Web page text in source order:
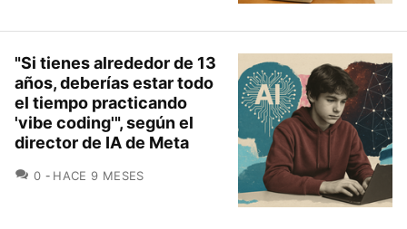
"Si tienes alrededor de 13
años, deberías estar todo
el tiempo practicando
'vibe coding'", según el
director de IA de Meta
0 COMENTARIOS
HACE 9 MESES